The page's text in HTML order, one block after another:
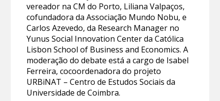
vereador na CM do Porto, Liliana Valpaços,
cofundadora da Associação Mundo Nobu, e
Carlos Azevedo, da Research Manager no
Yunus Social Innovation Center da Católica
Lisbon School of Business and Economics. A
moderação do debate está a cargo de Isabel
Ferreira, cocoordenadora do projeto
URBiNAT – Centro de Estudos Sociais da
Universidade de Coimbra.